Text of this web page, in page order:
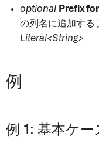
optional Prefix
の列名に追加する
Literal<String>
例
例 1: 基本ケー